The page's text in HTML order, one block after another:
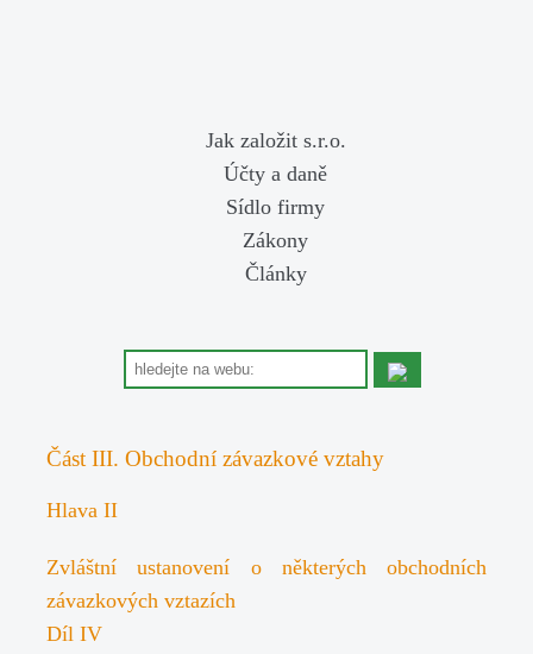
Jak založit s.r.o.
Účty a daně
Sídlo firmy
Zákony
Články
Část III. Obchodní závazkové vztahy
Hlava II
Zvláštní ustanovení o některých obchodních
závazkových vztazích
Díl IV